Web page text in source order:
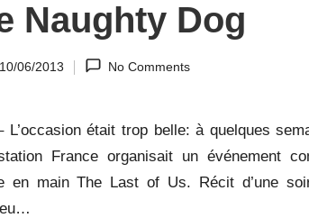
Naughty Dog
10/06/2013 No Comments
L’occasion était trop belle: à quelques
France organisait un événement
en main The Last of Us. Récit d’une